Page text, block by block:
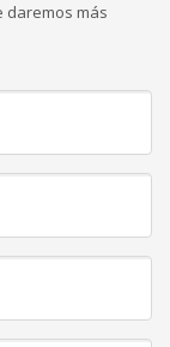
daremos más